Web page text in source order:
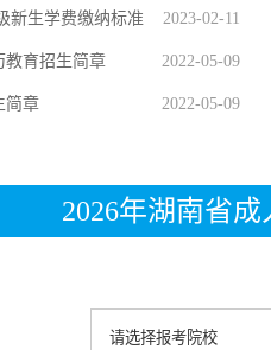
2023-02-11
新生学费缴纳标准
2022-05-09
教育招生简章
2022-05-09
简章
2026年湖南省